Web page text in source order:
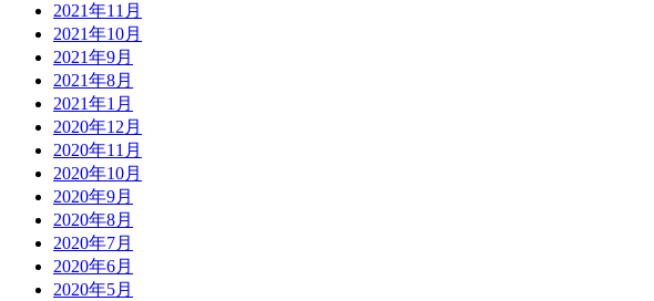
2021年11月
2021年10月
2021年9月
2021年8月
2021年1月
2020年12月
2020年11月
2020年10月
2020年9月
2020年8月
2020年7月
2020年6月
2020年5月